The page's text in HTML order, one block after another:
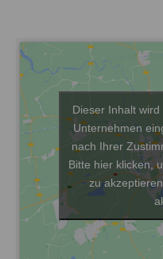
Dieser Inhalt
Unternehmen
nach Ihrer
Bitte hier klicken,
zu